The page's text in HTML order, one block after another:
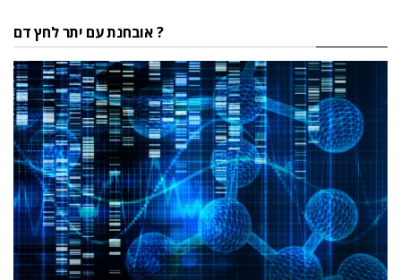
אובחנת עם יתר לחץ דם ?